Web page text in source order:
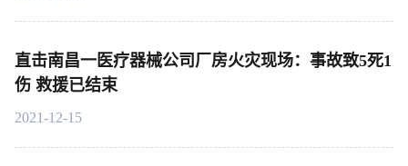
直击南昌一医疗器械公司厂房火灾现场：事故致5死1
伤 救援已结束
2021-12-15